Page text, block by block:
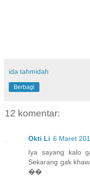
ida tahmidah
Berbagi
12 komentar:
Okti Li 6 Maret
Iya sayang kalo
Sekarang gak
��